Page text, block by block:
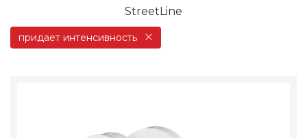
StreetLine
придает интенсивность